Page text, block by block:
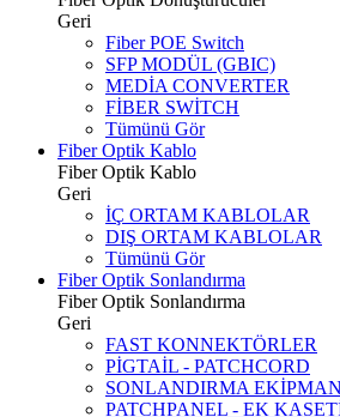
Geri
Fiber POE Switch
SFP MODÜL (GBIC)
MEDİA CONVERTER
FİBER SWİTCH
Tümünü Gör
Fiber Optik Kablo
Fiber Optik Kablo
Geri
İÇ ORTAM KABLOLAR
DIŞ ORTAM KABLOLAR
Tümünü Gör
Fiber Optik Sonlandırma
Fiber Optik Sonlandırma
Geri
FAST KONNEKTÖRLER
PİGTAİL - PATCHCORD
SONLANDIRMA
PATCHPANEL - EK